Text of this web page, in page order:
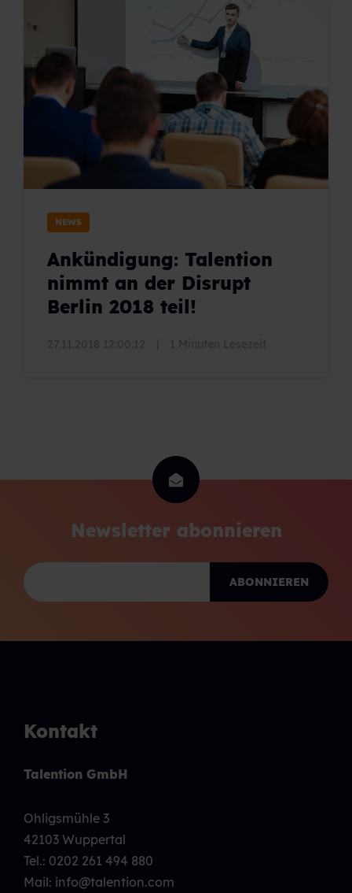
NEWS
Ankündigung: Talention
nimmt an der Disrupt
Berlin 2018 teil!
Newsletter abonnieren
Kontakt
Talention GmbH
Ohligsmühle 3
42103 Wuppertal
Tel.: 0202 261 494 880
Mail: info@talention.com